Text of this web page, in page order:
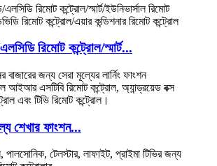
রিমোট কন্ট্রোল/স্মার্ট...
শেখার ফাংশন...